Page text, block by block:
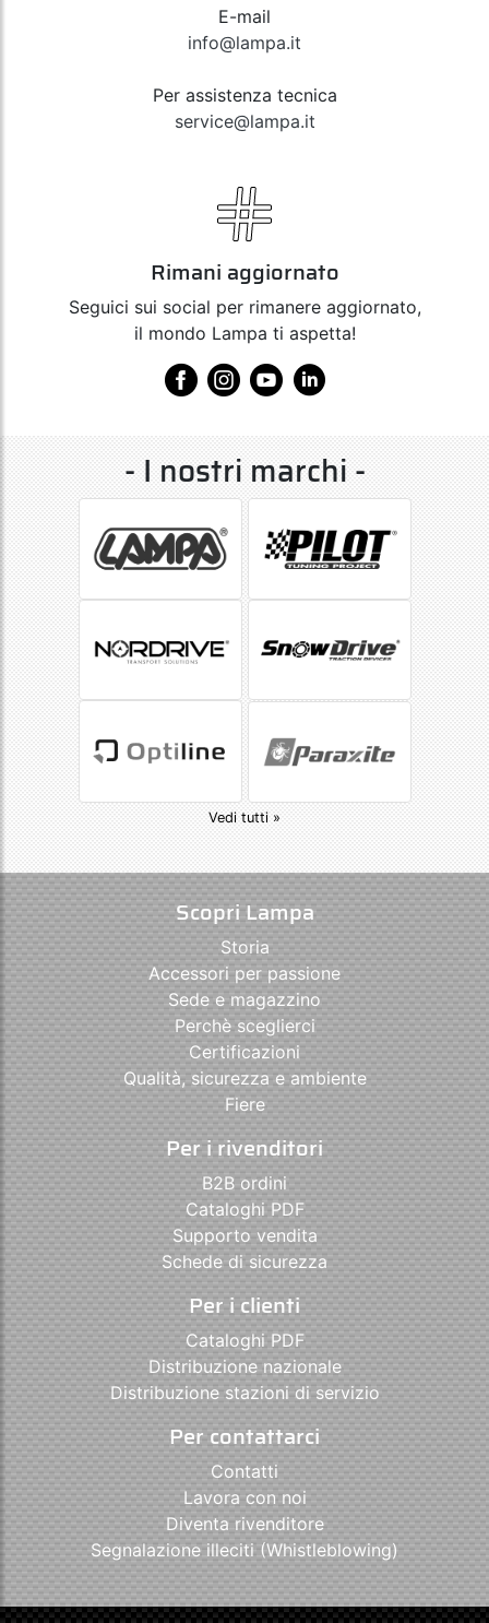
E-mail
info@lampa.it
Per assistenza tecnica
service@lampa.it
Rimani aggiornato
Seguici sui social per rimanere aggiornato,
il mondo Lampa ti aspetta!
- I nostri marchi -
Vedi tutti »
Scopri Lampa
Storia
Accessori per passione
Sede e magazzino
Perchè sceglierci
Certificazioni
Qualità, sicurezza e ambiente
Fiere
Per i rivenditori
B2B ordini
Cataloghi PDF
Supporto vendita
Schede di sicurezza
Per i clienti
Cataloghi PDF
Distribuzione nazionale
Distribuzione stazioni di servizio
Per contattarci
Contatti
Lavora con noi
Diventa rivenditore
Segnalazione illeciti (Whistleblowing)